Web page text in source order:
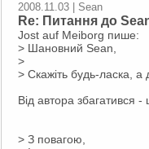
2008.11.03 | Sean
Re: Питання до
Jost auf Meiborg пише:
> Шановний Sean,
>
> Скажіть будь-ласка,
Від автора збагатився
> З повагою,